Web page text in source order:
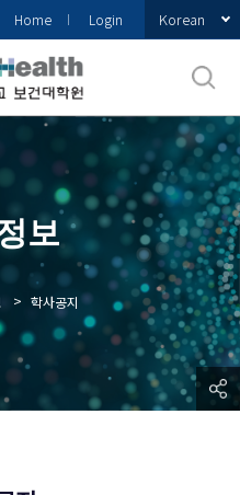
Home Login Korean
보
> 학사공지